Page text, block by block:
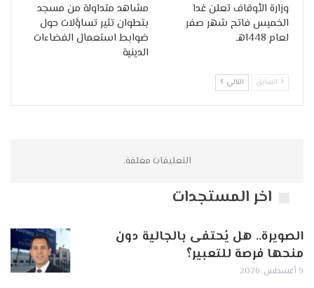
وزارة الأوقاف تعلن غدا
الخميس فاتح شهر صفر
لعام 1448هـ
مشاهد متداولة من مسجد
بتطوان تثير تساؤلات حول
ضوابط استعمال الفضاءات
الدينية
السابق التالي
التعليقات مغلقة.
اخر المستجدات
الصويرة.. هل يُحتفى بالجالية دون
منحها فرصة للتعبير؟
9 أغسطس, 2026